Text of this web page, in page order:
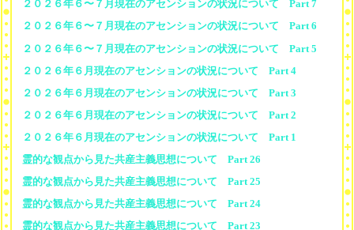
２０２６年６〜７月現在のアセンションの状況について Part 7
２０２６年６〜７月現在のアセンションの状況について Part 6
２０２６年６〜７月現在のアセンションの状況について Part 5
２０２６年６月現在のアセンションの状況について Part 4
２０２６年６月現在のアセンションの状況について Part 3
２０２６年６月現在のアセンションの状況について Part 2
２０２６年６月現在のアセンションの状況について Part 1
霊的な観点から見た共産主義思想について Part 26
霊的な観点から見た共産主義思想について Part 25
霊的な観点から見た共産主義思想について Part 24
霊的な観点から見た共産主義思想について Part 23